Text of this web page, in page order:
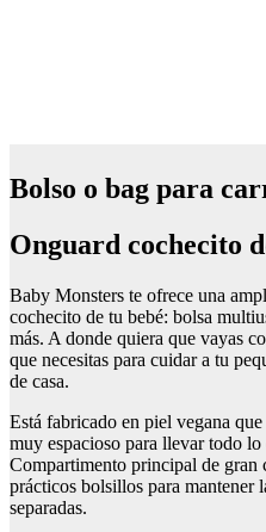
Bolso o bag para
Onguard cochecito
Baby Monsters te ofrece una
cochecito de tu bebé: bolsa
más. A donde quiera que vayas
que necesitas para cuidar a tu
de casa.
Está fabricado en piel vegana
muy espacioso para llevar todo lo
Compartimento principal de
prácticos bolsillos para mantener
separadas.